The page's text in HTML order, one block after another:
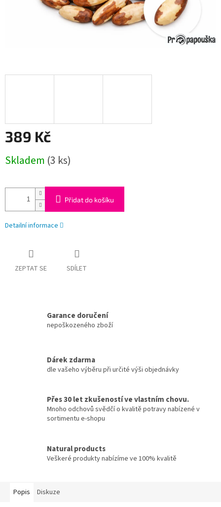
389 Kč
cena:
Skladem (3 ks)
Přidat do košíku
Detailní informace
ZEPTAT SE SDÍLET
Garance doručení
nepoškozeného zboží
Dárek zdarma
dle vašeho výběru při určité výši objednávky
Přes 30 let zkušeností ve vlastním chovu.
Mnoho odchovů svědčí o kvalitě potravy nabízené v
sortimentu e-shopu
Natural products
Veškeré produkty nabízíme ve 100% kvalitě
Popis Diskuze